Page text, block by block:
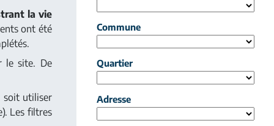
la vie
ont été
le site. De
soit utiliser
Les filtres
Commune
Quartier
Adresse